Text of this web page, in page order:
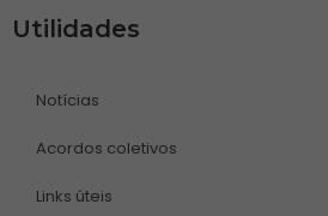
Utilidades
Notícias
Acordos coletivos
Links úteis